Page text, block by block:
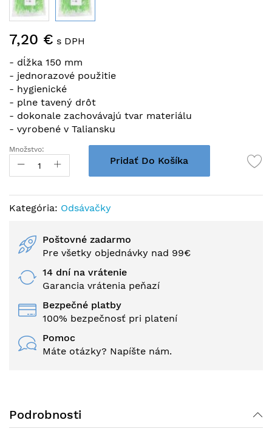
na
galérie
obrázkov
7,20 € s DPH
- dĺžka 150 mm
- jednorazové použitie
- hygienické
- plne tavený drôt
- dokonale zachovávajú tvar materiálu
- vyrobené v Taliansku
Množstvo:
Pridať Do Košíka
Kategória: Odsávačky
Poštovné zadarmo
Pre všetky objednávky nad 99€
14 dní na vrátenie
Garancia vrátenia peňazí
Bezpečné platby
100% bezpečnosť pri platení
Pomoc
Máte otázky? Napíšte nám.
Podrobnosti